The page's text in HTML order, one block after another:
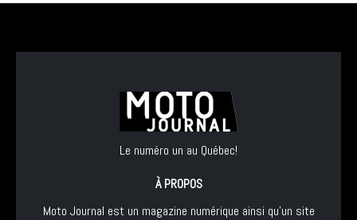
Le numéro un au Québec!
À PROPOS
Moto Journal est un magazine numérique ainsi qu'un site